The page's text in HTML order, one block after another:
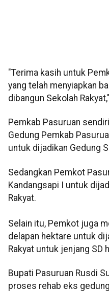
"Terima kasih untuk
yang telah menyiapkan
dibangun Sekolah
Pemkab Pasuruan
Gedung Pemkab
untuk dijadikan Gedung
Sedangkan Pemkot
Kandangsapi I untuk
Rakyat.
Selain itu, Pemkot juga
delapan hektare untuk
Rakyat untuk jenjang SD
Bupati Pasuruan Rusdi
proses rehab eks